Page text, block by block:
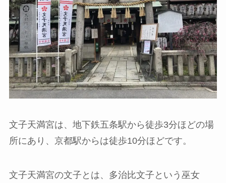
文子天満宮は、地下鉄五条駅から徒歩3分ほどの場
所にあり、京都駅からは徒歩10分ほどです。
文子天満宮の文子とは、多治比文子という巫女